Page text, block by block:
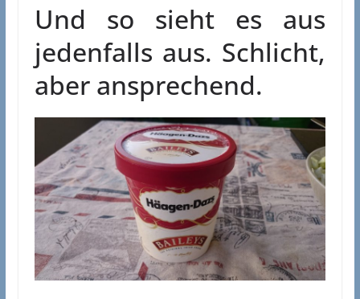
Und so sieht es aus
jedenfalls aus. Schlicht,
aber ansprechend.